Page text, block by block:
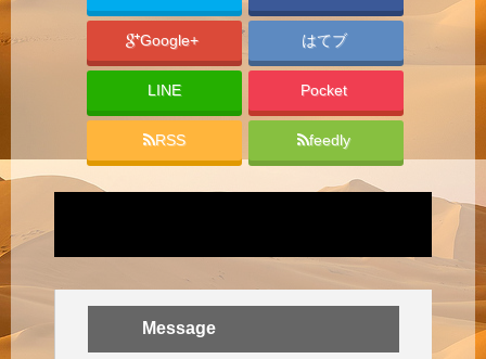
Google+ はてブ
LINE Pocket
RSS feedly
Message